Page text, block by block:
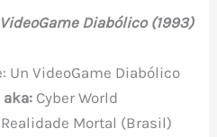
m
bl
r
d
di
t
gr
a
m
m
p
ti
Diabólico (1993)
Un VideoGame Diabólico
aka: Cyber World
Mortal (Brasil)